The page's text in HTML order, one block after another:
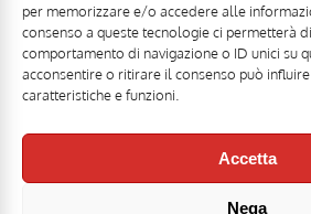
per memorizzare e/o accedere alle
consenso a queste tecnologie ci permetterà
comportamento di navigazione o ID unici su
acconsentire o ritirare il consenso può
caratteristiche e funzioni.
Accetta
Nega
Mr Food & Mrs Wine è una testata registrata di